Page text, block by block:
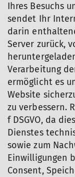
Ihres Besuchs
sendet Ihr
darin
Server zurück,
Verarbeitung
ermöglicht es
Website
zu verbessern.
f DSGVO, da
Dienstes
sowie zum
Einwilligungen
Consent,